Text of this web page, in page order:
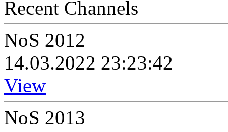
Recent Channels
NoS 2012
14.03.2022 23:23:42
View
NoS 2013